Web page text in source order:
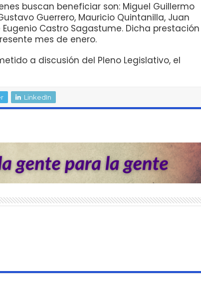
buscan beneficiar son: Miguel Guillermo
Guerrero, Mauricio Quintanilla, Juan
Castro Sagastume. Dicha prestación
mes de enero.
a discusión del Pleno Legislativo, el
LinkedIn